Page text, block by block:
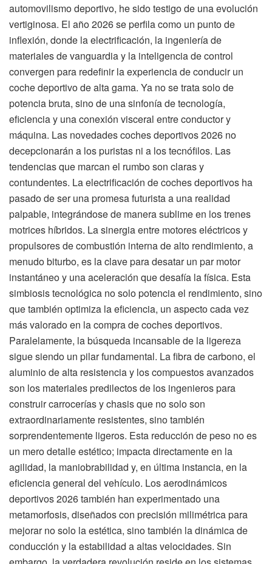
automovilismo deportivo, he sido testigo de una evolución
vertiginosa. El año 2026 se perfila como un punto de
inflexión, donde la electrificación, la ingeniería de
materiales de vanguardia y la inteligencia de control
convergen para redefinir la experiencia de conducir un
coche deportivo de alta gama. Ya no se trata solo de
potencia bruta, sino de una sinfonía de tecnología,
eficiencia y una conexión visceral entre conductor y
máquina. Las novedades coches deportivos 2026 no
decepcionarán a los puristas ni a los tecnófilos. Las
tendencias que marcan el rumbo son claras y
contundentes. La electrificación de coches deportivos ha
pasado de ser una promesa futurista a una realidad
palpable, integrándose de manera sublime en los trenes
motrices híbridos. La sinergia entre motores eléctricos y
propulsores de combustión interna de alto rendimiento, a
menudo biturbo, es la clave para desatar un par motor
instantáneo y una aceleración que desafía la física. Esta
simbiosis tecnológica no solo potencia el rendimiento, sino
que también optimiza la eficiencia, un aspecto cada vez
más valorado en la compra de coches deportivos.
Paralelamente, la búsqueda incansable de la ligereza
sigue siendo un pilar fundamental. La fibra de carbono, el
aluminio de alta resistencia y los compuestos avanzados
son los materiales predilectos de los ingenieros para
construir carrocerías y chasis que no solo son
extraordinariamente resistentes, sino también
sorprendentemente ligeros. Esta reducción de peso no es
un mero detalle estético; impacta directamente en la
agilidad, la maniobrabilidad y, en última instancia, en la
eficiencia general del vehículo. Los aerodinámicos
deportivos 2026 también han experimentado una
metamorfosis, diseñados con precisión milimétrica para
mejorar no solo la estética, sino también la dinámica de
conducción y la estabilidad a altas velocidades. Sin